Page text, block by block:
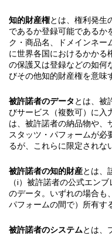
知的財産権とは、権利発生
であるか登録可能であるか
ク・商品名、ドメインネー
に世界各国におけるかかる
の保護又は登録などの如何
びその他知的財産権を意味
被許諾者のデータ とは、被
びサービス（複数可）に入
は、被許諾者の納品物や、
スタッツ・パフォームが必
るが、これらに限定されな
被許諾者の知的財産とは、
（i）被許諾者の公式エン
のデータ。いずれの場合も
パフォームの間で）所有す
被許諾者のシステムとは、